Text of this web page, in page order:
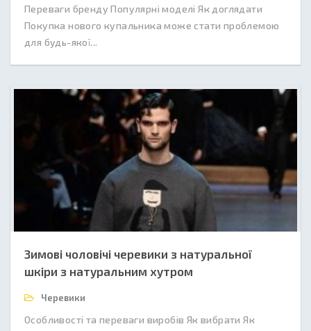
Переваги бренду Популярні моделі Як доглядати
Покупка нового купальника може стати проблемою
для будь-якої...
Зимові чоловічі черевики з натуральної
шкіри з натуральним хутром
Черевики
Особливості та переваги виробів Як вибрати Як